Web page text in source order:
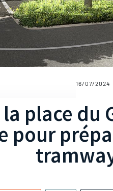
16/07/2024
place du
pour